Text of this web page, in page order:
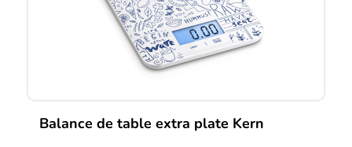
Balance de table extra plate Kern